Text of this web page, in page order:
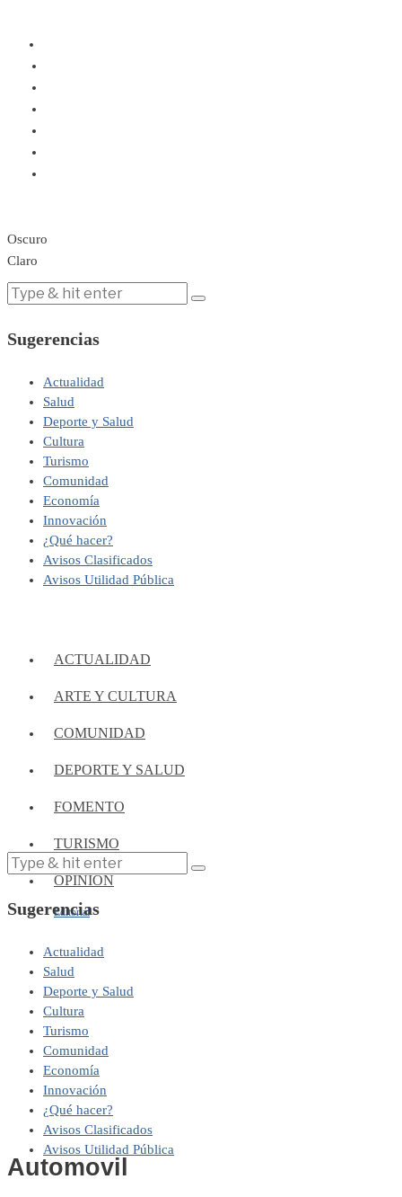
Oscuro
Claro
Sugerencias
Actualidad
Salud
Deporte y Salud
Cultura
Turismo
Comunidad
Economía
Innovación
¿Qué hacer?
Avisos Clasificados
Avisos Utilidad Pública
ACTUALIDAD
ARTE Y CULTURA
COMUNIDAD
DEPORTE Y SALUD
FOMENTO
TURISMO
OPINIÓN
Editorial
Sugerencias
Actualidad
Salud
Deporte y Salud
Cultura
Turismo
Comunidad
Economía
Innovación
¿Qué hacer?
Avisos Clasificados
Avisos Utilidad Pública
Automovil